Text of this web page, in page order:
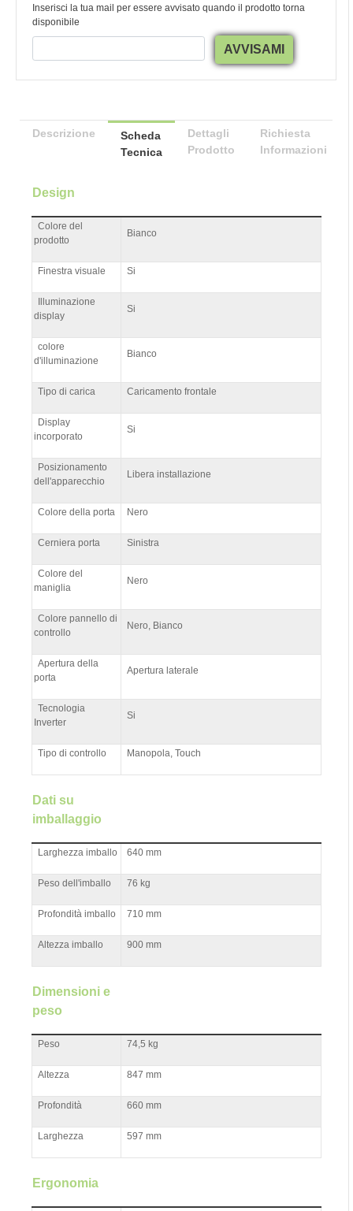
Inserisci la tua mail per essere avvisato quando il prodotto torna
disponibile
AVVISAMI
Descrizione
Scheda
Tecnica
Dettagli
Prodotto
Richiesta
Informazioni
Design
Colore del
prodotto
Bianco
Finestra visuale Si
Illuminazione
display
Si
colore
d'illuminazione
Bianco
Tipo di carica Caricamento frontale
Display
incorporato
Si
Posizionamento
dell'apparecchio
Libera installazione
Colore della porta Nero
Cerniera porta Sinistra
Colore del
maniglia
Nero
Colore pannello di
controllo
Nero, Bianco
Apertura della
porta
Apertura laterale
Tecnologia
Inverter
Si
Tipo di controllo Manopola, Touch
Dati su
imballaggio
Larghezza imballo 640 mm
Peso dell'imballo 76 kg
Profondità imballo 710 mm
Altezza imballo 900 mm
Dimensioni e
peso
Peso 74,5 kg
Altezza 847 mm
Profondità 660 mm
Larghezza 597 mm
Ergonomia